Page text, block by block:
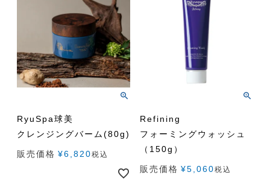
RyuSpa球美
クレンジングバーム(80g)
販売価格 ¥6,820税込
Refining
フォーミングウォッシュ
（150g）
販売価格 ¥5,060税込